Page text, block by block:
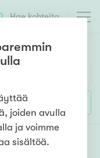
Hae kohteita
4h 5h+
joiden avulla
ja voimme
sisältöä.